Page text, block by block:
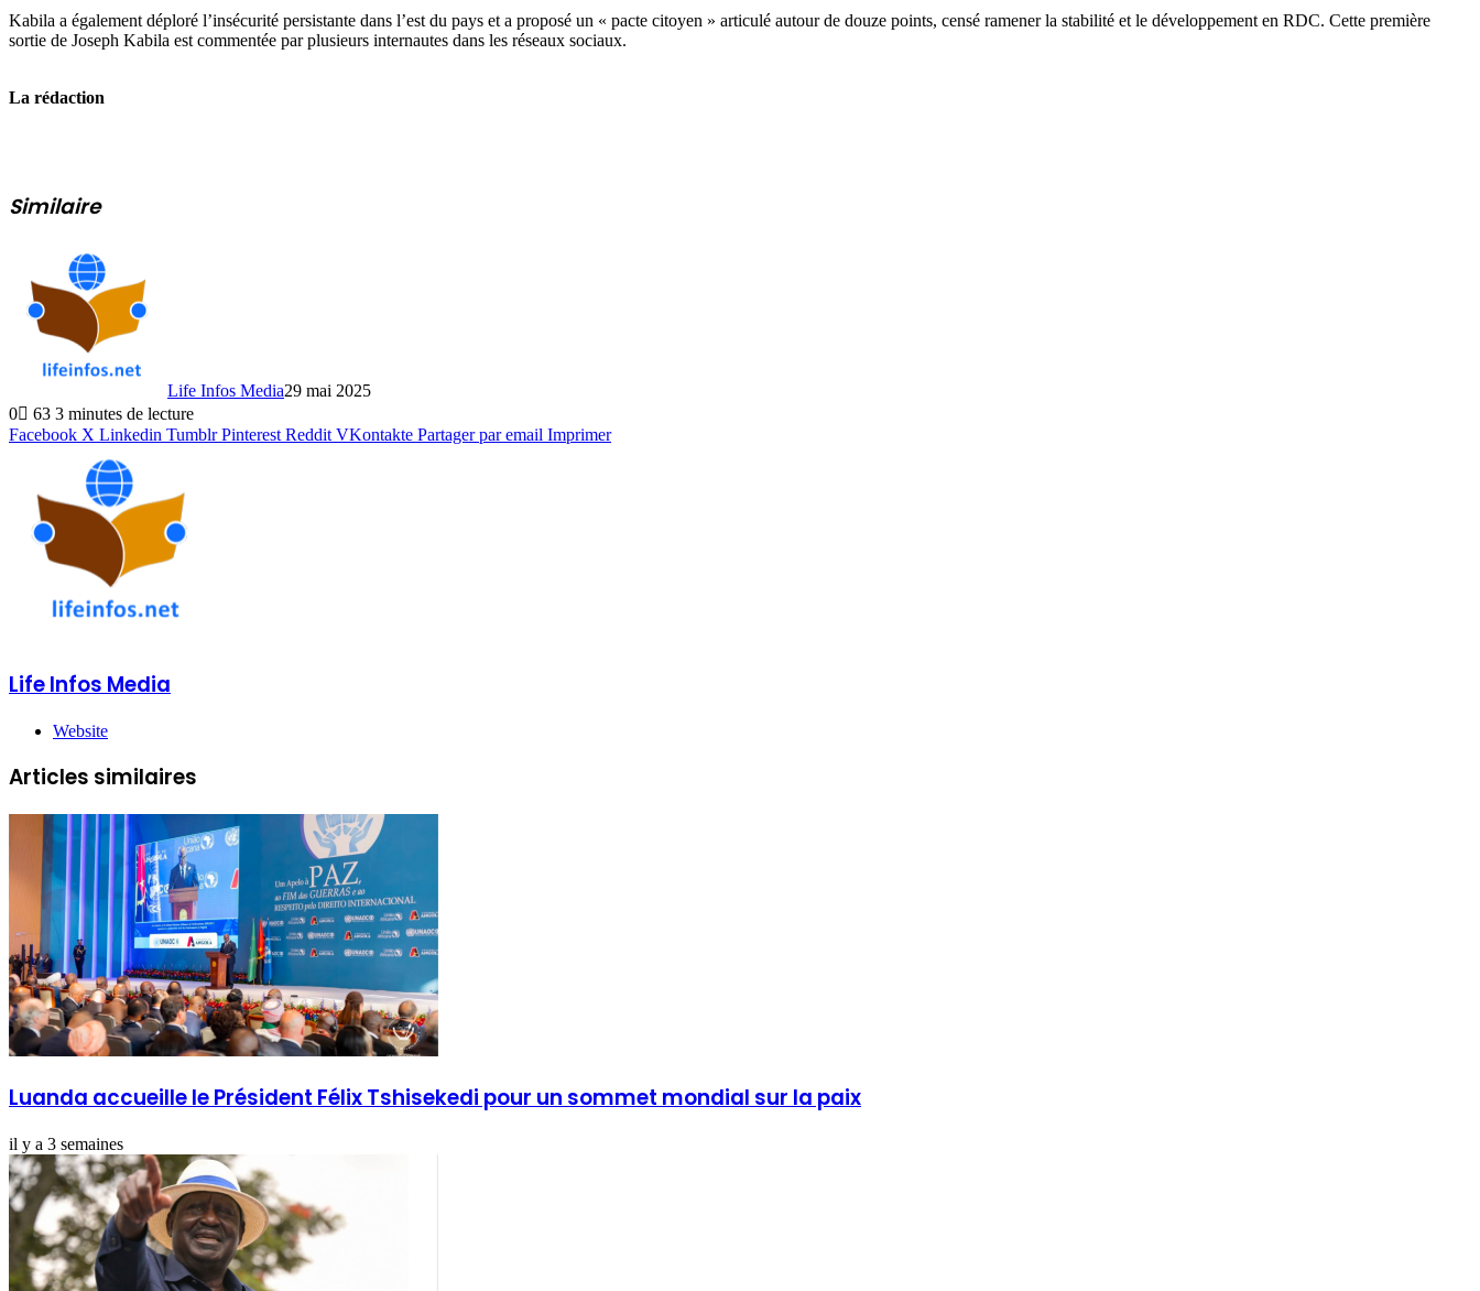
Kabila a également déploré l’insécurité persistante dans l’est du pays et a proposé un « pacte citoyen » articulé autour de douze points, censé ramener la stabilité et le développement en RDC. Cette première
sortie de Joseph Kabila est commentée par plusieurs internautes dans les réseaux sociaux.
La rédaction
Similaire
Life Infos Media29 mai 2025
0
63 3 minutes de lecture
Facebook X Linkedin Tumblr Pinterest Reddit VKontakte Partager par email Imprimer
Life Infos Media
Website
Articles similaires
Luanda accueille le Président Félix Tshisekedi pour un sommet mondial sur la paix
il y a 3 semaines